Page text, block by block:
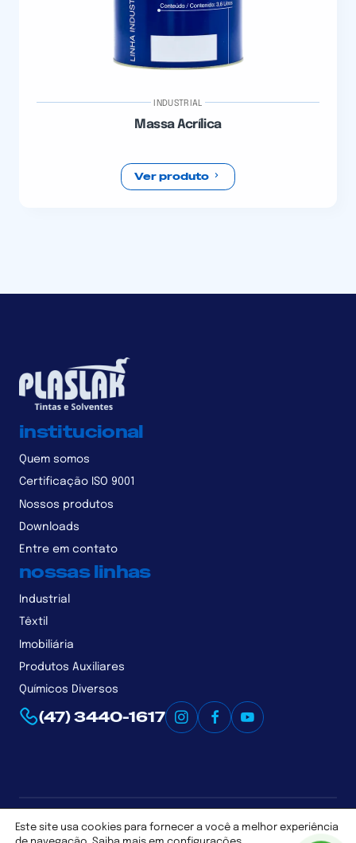
INDUSTRIAL
Massa Acrílica
Ver produto
institucional
Quem somos
Certificação ISO 9001
Nossos produtos
Downloads
Entre em contato
nossas linhas
Industrial
Têxtil
Imobiliária
Produtos Auxiliares
Químicos Diversos
(47) 3440-1617
Plaslak © 2026 - Todos os direitos reservados |Política de
Este site usa cookies para fornecer a você a melhor experiência